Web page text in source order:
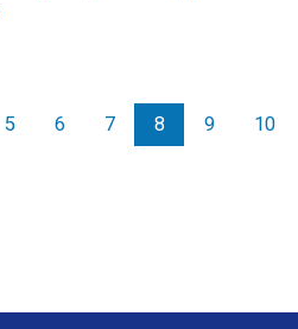
5 6 7 8 9 10